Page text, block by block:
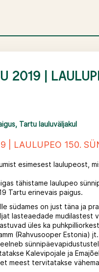
2019 |
Tartu lauluväljakul
| LAULUPEO 150.
esimesest laulupeost,
tähistame laulupeo
Tartu erinevais paigus.
südames on just täna ja
lasteaedade mudilastest
üles ka
(Rahvusooper Estonia) jt.
Kalevipojale ja
meest tervitatakse